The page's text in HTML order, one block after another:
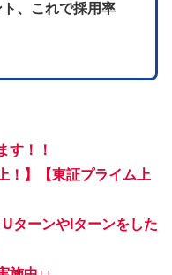
ト、これで採用率
す！！
！】【東証プライム上
ターンやIターンをした